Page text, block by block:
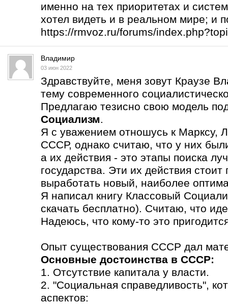
именно на тех приоритетах и
хотел видеть и в реальном мире; и
https://rmvoz.ru/forums/
Владимир
03 июн 2022
Здравствуйте, меня зовут Краузе
тему современного
Предлагаю тезисно свою модель
Социализм.
Я с уважением отношусь к Марксу,
СССР, однако считаю, что у них
а их действия - это этапы поиска
государства. Эти их действия
выработать новый, наиболее
Я написал книгу Классовый
скачать бесплатно). Считаю, что
Надеюсь, что кому-то это
Опыт существования СССР дал
Основные достоинства в СССР:
1. Отсутствие капитала у власти.
2. "Социальная справедливость",
аспектов: